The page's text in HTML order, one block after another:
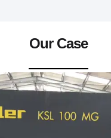
Our Case